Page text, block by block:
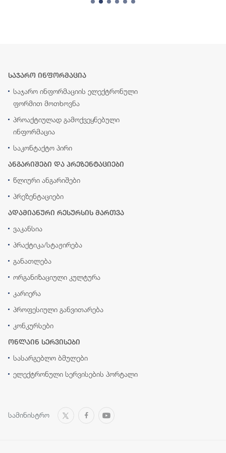
საჯარო ინფორმაცია
საჯარო ინფორმაციის ელექტრონული
ფორმით მოთხოვნა
პროაქტიულად გამოქვეყნებული
ინფორმაცია
საკონტაქტო პირი
ანგარიშები და პრეზენტაციები
წლიური ანგარიშები
პრეზენტაციები
ადამიანური რესურსის მართვა
ვაკანსია
პრაქტიკა/სტაჟირება
განათლება
ორგანიზაციული კულტურა
კარიერა
პროფესიული განვითარება
კონკურსები
ონლაინ სერვისები
სასარგებლო ბმულები
ელექტრონული სერვისების პორტალი
სამინისტრო